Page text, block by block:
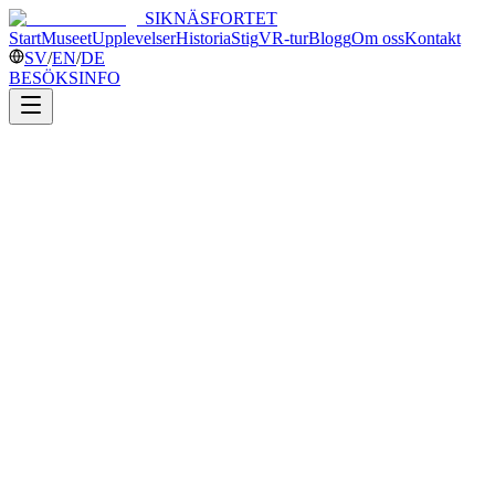
SIKNÄSFORTET
StartMuseetUpplevelserHistoriaStigVR-turBloggOm ossKontakt
SV/EN/DE
BESÖKSINFO